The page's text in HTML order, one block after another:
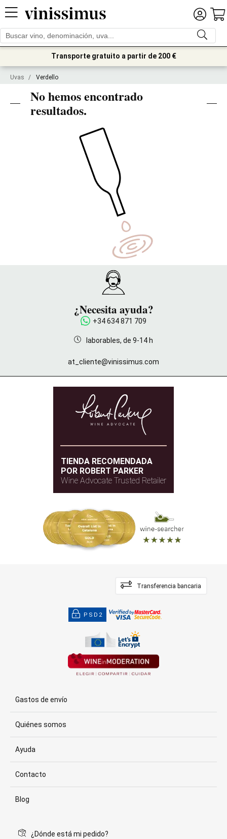
Transporte gratuito a partir de 200 €
Uvas / Verdello
No hemos encontrado
resultados.
¿Necesita ayuda?
+34 634 871 709
laborables, de 9-14 h
at_cliente@vinissimus.com
TIENDA RECOMENDADA
POR ROBERT PARKER
Wine Advocate Trusted Retailer
Transferencia bancaria
PSD2
Gastos de envío
Quiénes somos
Ayuda
Contacto
Blog
¿Dónde está mi pedido?